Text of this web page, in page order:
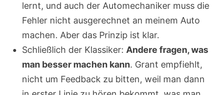
lernt, und auch der Automechaniker muss die
Fehler nicht ausgerechnet an meinem Auto
machen. Aber das Prinzip ist klar.
Schließlich der Klassiker: Andere fragen, was
man besser machen kann. Grant empfiehlt,
nicht um Feedback zu bitten, weil man dann